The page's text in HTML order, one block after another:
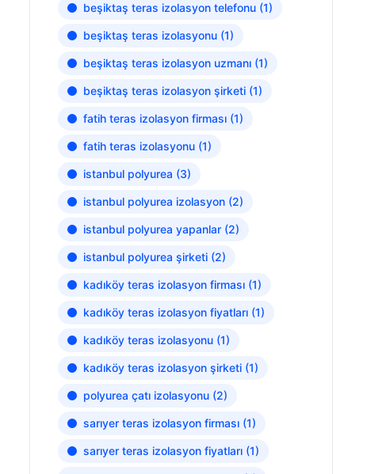
beşiktaş teras izolasyon telefonu(1)
beşiktaş teras izolasyonu(1)
beşiktaş teras izolasyon uzmanı(1)
beşiktaş teras izolasyon şirketi(1)
fatih teras izolasyon firması(1)
fatih teras izolasyonu(1)
istanbul polyurea (3)
istanbul polyurea izolasyon(2)
istanbul polyurea yapanlar(2)
istanbul polyurea şirketi(2)
kadıköy teras izolasyon firması(1)
kadıköy teras izolasyon fiyatları(1)
kadıköy teras izolasyonu(1)
kadıköy teras izolasyon şirketi(1)
polyurea çatı izolasyonu(2)
sarıyer teras izolasyon firması(1)
sarıyer teras izolasyon fiyatları(1)